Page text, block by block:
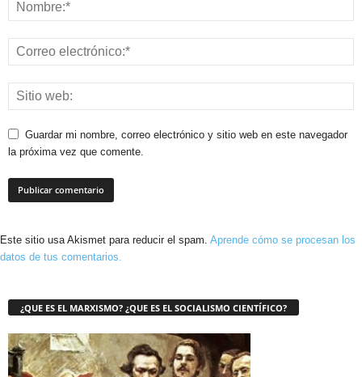
Guardar mi nombre, correo electrónico y sitio web en este navegador
la próxima vez que comente.
Este sitio usa Akismet para reducir el spam. Aprende cómo se procesan los
datos de tus comentarios.
¿QUE ES EL MARXISMO? ¿QUE ES EL SOCIALISMO CIENTÍFICO?